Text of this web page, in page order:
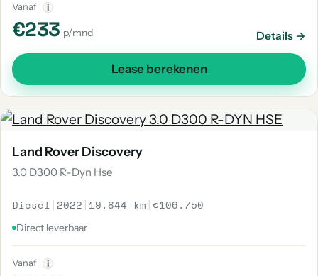
Vanaf i
€233 p/mnd Details →
Lease berekenen
Land Rover Discovery
3.0 D300 R-Dyn Hse
Diesel | 2022 | 19.844 km |€106.750
Direct leverbaar
Vanaf i